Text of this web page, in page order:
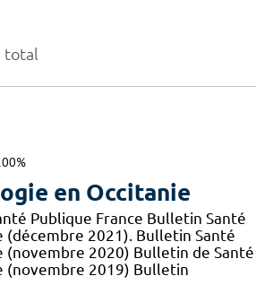
total
en Occitanie
Publique France Bulletin Santé
(décembre 2021). Bulletin Santé
(novembre 2020) Bulletin de Santé
(novembre 2019) Bulletin